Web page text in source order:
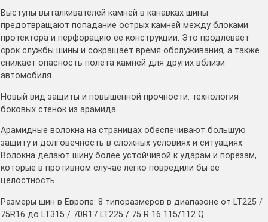
Выступы выталкивателей камней в канавках шины
предотвращают попадание острых камней между блоками
протектора и перфорацию ее конструкции. Это продлевает
срок службы шины и сокращает время обслуживания, а также
снижает опасность полета камней для других вблизи
автомобиля.
Новый вид защиты и повышенной прочности: технология
боковых стенок из арамида.
Арамидные волокна на страницах обеспечивают большую
защиту и долговечность в сложных условиях и ситуациях.
Волокна делают шину более устойчивой к ударам и порезам,
которые в противном случае легко повредили бы ее
целостность.
Размеры шин в Европе: 8 типоразмеров в диапазоне от LT225 /
75R16 до LT315 / 70R17 LT225 / 75 R 16 115/112 Q